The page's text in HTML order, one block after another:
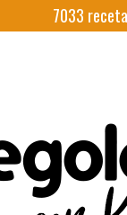
7033